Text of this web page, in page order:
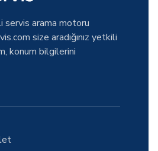
servis arama motoru
size aradığınız yetkili
konum bilgilerini